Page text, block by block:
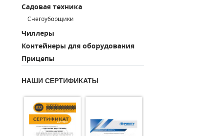
Садовая техника
Снегоуборщики
Чиллеры
Контейнеры для оборудования
Прицепы
НАШИ СЕРТИФИКАТЫ
ДЕТАЛИ ПОГРУЖНЫХ НАСОСОВ
ШЛАНГИ ДЛЯ МОТОПОМП
ДЛЯ ВАКУУМНЫХ НАСОСОВ